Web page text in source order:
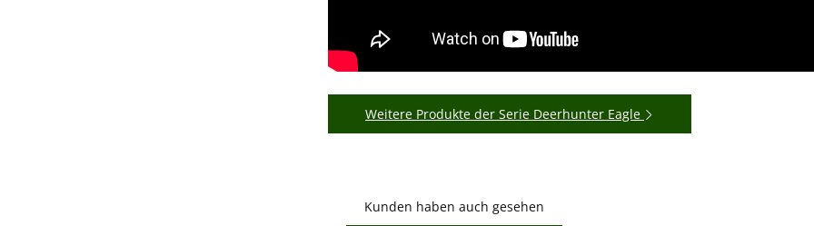
Weitere Produkte der Serie Deerhunter Eagle
Kunden haben auch gesehen